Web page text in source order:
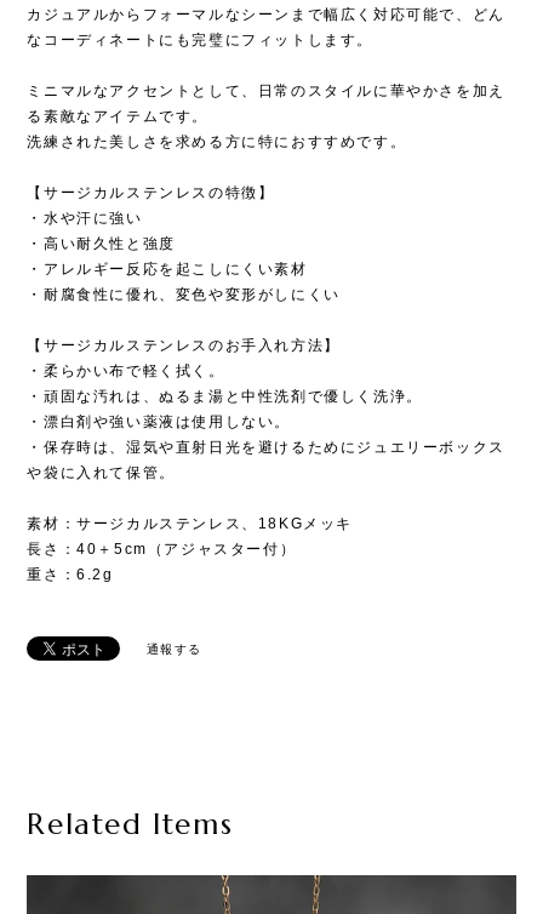
カジュアルからフォーマルなシーンまで幅広く対応可能で、どん
なコーディネートにも完璧にフィットします。
ミニマルなアクセントとして、日常のスタイルに華やかさを加え
る素敵なアイテムです。
洗練された美しさを求める方に特におすすめです。
【サージカルステンレスの特徴】
・水や汗に強い
・高い耐久性と強度
・アレルギー反応を起こしにくい素材
・耐腐食性に優れ、変色や変形がしにくい
【サージカルステンレスのお手入れ方法】
・柔らかい布で軽く拭く。
・頑固な汚れは、ぬるま湯と中性洗剤で優しく洗浄。
・漂白剤や強い薬液は使用しない。
・保存時は、湿気や直射日光を避けるためにジュエリーボックス
や袋に入れて保管。
素材：サージカルステンレス、18KGメッキ
長さ：40＋5cm（アジャスター付）
重さ：6.2g
通報する
Related Items